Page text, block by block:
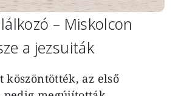
– Miskolcon
a jezsuiták
köszöntötték, az első